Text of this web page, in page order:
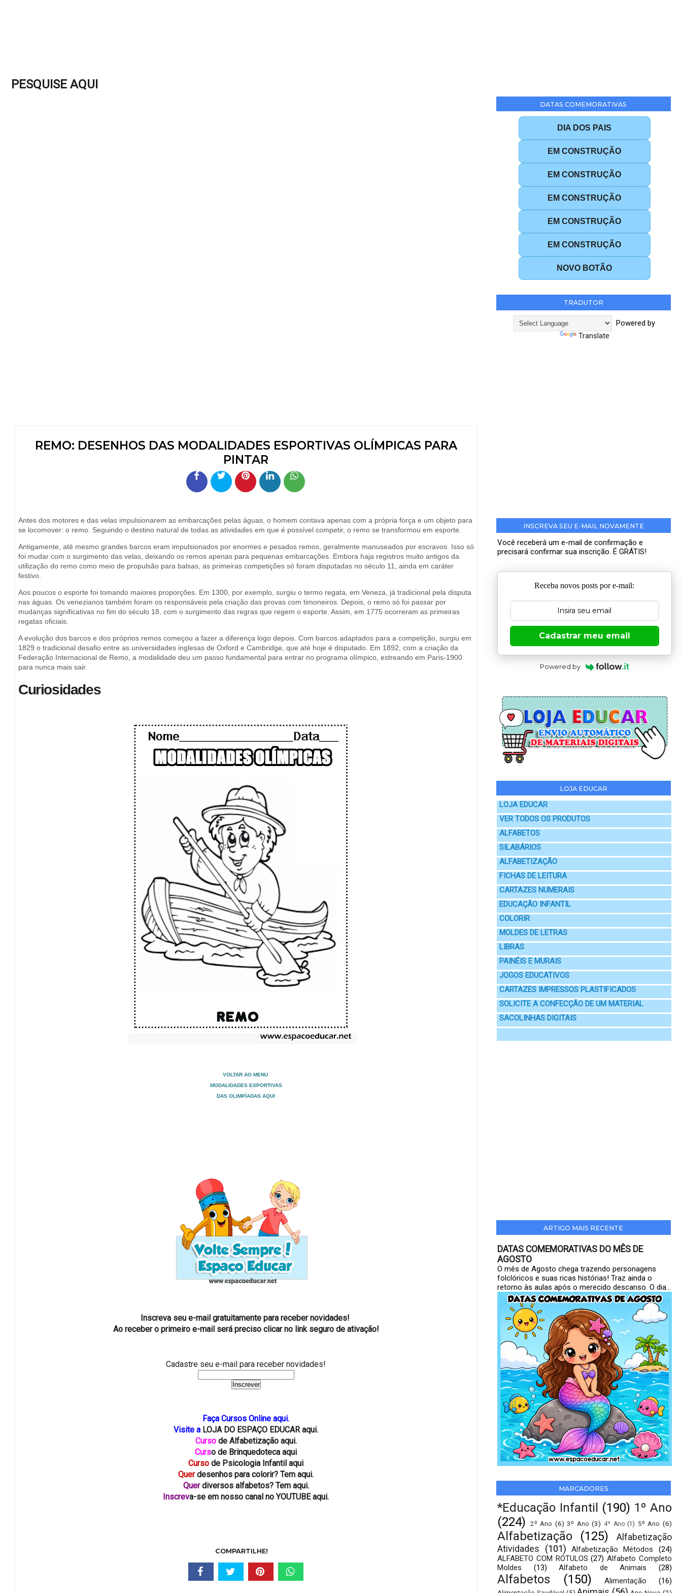
PESQUISE AQUI
REMO: DESENHOS DAS MODALIDADES ESPORTIVAS OLÍMPICAS PARA
PINTAR
Antes dos motores e das velas impulsionarem as embarcações pelas águas, o homem contava apenas com a própria força e um objeto para
se locomover: o remo. Seguindo o destino natural de todas as atividades em que é possível competir, o remo se transformou em esporte.
Antigamente, até mesmo grandes barcos eram impulsionados por enormes e pesados remos, geralmente manuseados por escravos. Isso só
foi mudar com o surgimento das velas, deixando os remos apenas para pequenas embarcações. Embora haja registros muito antigos da
utilização do remo como meio de propulsão para balsas, as primeiras competições só foram disputadas no século 11, ainda em caráter
festivo.
Aos poucos o esporte foi tomando maiores proporções. Em 1300, por exemplo, surgiu o termo regata, em Veneza, já tradicional pela disputa
nas águas. Os venezianos também foram os responsáveis pela criação das provas com timoneiros. Depois, o remo só foi passar por
mudanças significativas no fim do século 18, com o surgimento das regras que regem o esporte. Assim, em 1775 ocorreram as primeiras
regatas oficiais.
A evolução dos barcos e dos próprios remos começou a fazer a diferença logo depois. Com barcos adaptados para a competição, surgiu em
1829 o tradicional desafio entre as universidades inglesas de Oxford e Cambridge, que até hoje é disputado. Em 1892, com a criação da
Federação Internacional de Remo, a modalidade deu um passo fundamental para entrar no programa olímpico, estreando em Paris-1900
para nunca mais sair.
Curiosidades
VOLTAR AO MENU
MODALIDADES ESPORTIVAS
DAS OLIMPÍADAS AQUI
Inscreva seu e-mail gratuitamente para receber novidades!
Ao receber o primeiro e-mail será preciso clicar no link seguro de ativação!
Cadastre seu e-mail para receber novidades!
Faça Cursos Online aqui.
Visite a LOJA DO ESPAÇO EDUCAR aqui.
Curso de Alfabetização aqui.
Curso de Brinquedoteca aqui
Cursode Psicologia Infantil aqui
Querdesenhos para colorir? Tem aqui.
Querdiversos alfabetos? Tem aqui.
Inscreva-se em nosso canal no YOUTUBE aqui.
COMPARTILHE!
DATAS COMEMORATIVAS
DIA DOS PAIS
EM CONSTRUÇÃO
EM CONSTRUÇÃO
EM CONSTRUÇÃO
EM CONSTRUÇÃO
EM CONSTRUÇÃO
NOVO BOTÃO
TRADUTOR
Powered by
Translate
INSCREVA SEU E-MAIL NOVAMENTE
Você receberá um e-mail de confirmação e
precisará confirmar sua inscrição. É GRÁTIS!
Receba novos posts por e-mail:
Cadastrar meu email
Powered by
LOJA EDUCAR
LOJA EDUCAR
VER TODOS OS PRODUTOS
ALFABETOS
SILABÁRIOS
ALFABETIZAÇÃO
FICHAS DE LEITURA
CARTAZES NUMERAIS
EDUCAÇÃO INFANTIL
COLORIR
MOLDES DE LETRAS
LIBRAS
PAINÉIS E MURAIS
JOGOS EDUCATIVOS
CARTAZES IMPRESSOS PLASTIFICADOS
SOLICITE A CONFECÇÃO DE UM MATERIAL
SACOLINHAS DIGITAIS
ARTIGO MAIS RECENTE
DATAS COMEMORATIVAS DO MÊS DE
AGOSTO
O mês de Agosto chega trazendo personagens
folclóricos e suas ricas histórias! Traz ainda o
retorno às aulas após o merecido descanso. O dia...
MARCADORES
*Educação Infantil (190) 1º Ano
(224)
2º Ano (6) 3º Ano (3) 4º Ano (1) 5º Ano (6)
Alfabetização (125)
Alfabetização
Atividades
(101) Alfabetização Métodos
(24)
ALFABETO COM RÓTULOS (27) Alfabeto Completo
Moldes
(13) Alfabeto de Animais (28)
Alfabetos (150) Alimentação (16)